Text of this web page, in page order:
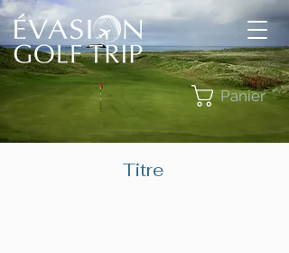
Panier
Titre